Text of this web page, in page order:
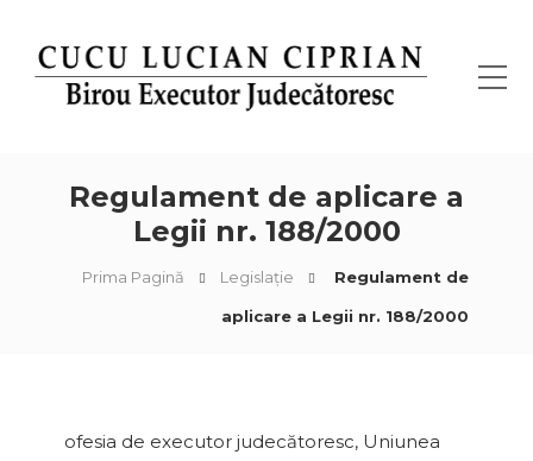
Regulament de aplicare a
Legii nr. 188/2000
Prima Pagină Legislaţie Regulament de
aplicare a Legii nr. 188/2000
ofesia de executor judecătoresc, Uniunea